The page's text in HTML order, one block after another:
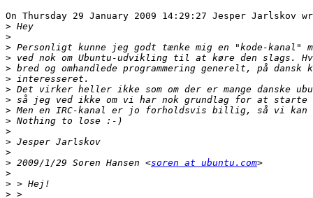
On Thursday 29 January 2009 14:29:27 Jesper Jarlskov
>
>
>
>
>
>
>
>
>
>
>
>
>
> 2009/1/29 Soren Hansen <soren at ubuntu.com
>
>
>